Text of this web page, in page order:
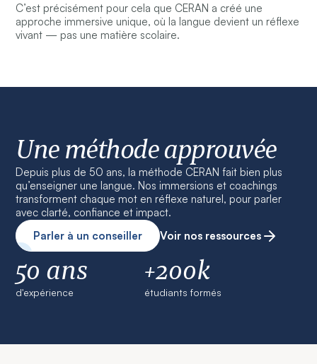
C’est précisément pour cela que CERAN a créé une
approche immersive unique, où la langue devient un réflexe
vivant — pas une matière scolaire.
Une méthode approuvée
Depuis plus de 50 ans, la méthode CERAN fait bien plus
qu’enseigner une langue. Nos immersions et coachings
transforment chaque mot en réflexe naturel, pour parler
avec clarté, confiance et impact.
Parler à un conseiller
Voir nos ressources
50 ans
d'expérience
+200k
étudiants formés